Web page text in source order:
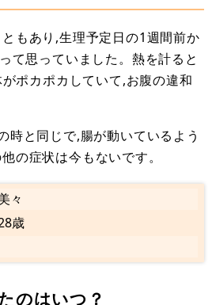
もあり,生理予定日の1週間前か
て思っていました。熱を計ると
ポカポカしていて,お腹の違和
時と同じで,腸が動いているよう
の症状は今もないです。
々
歳
のはいつ？